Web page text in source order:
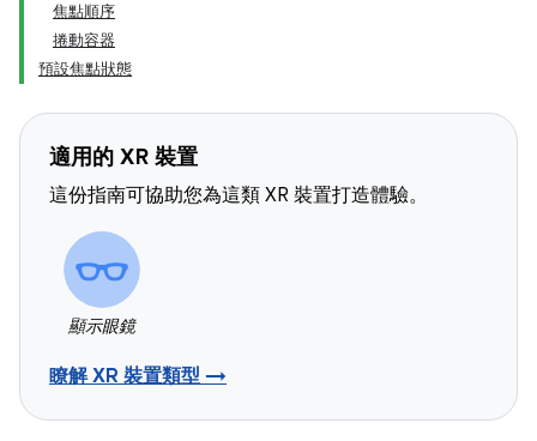
焦點順序
捲動容器
預設焦點狀態
適用的 XR 裝置
這份指南可協助您為這類 XR 裝置打造體驗。
顯示眼鏡
瞭解 XR 裝置類型 →